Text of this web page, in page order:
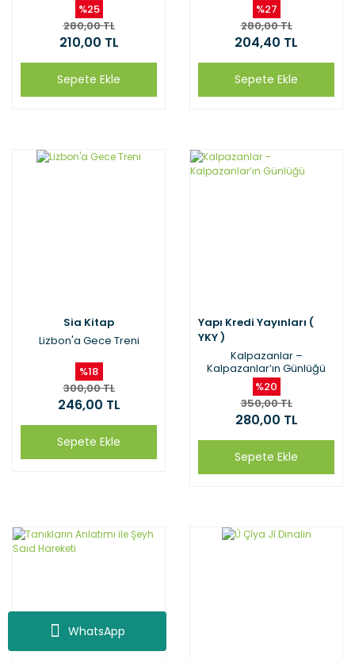
WhatsApp
%25
280,00 TL
210,00 TL
Sepete Ekle
%27
280,00 TL
204,40 TL
Sepete Ekle
Sia Kitap
Lizbon'a Gece Treni
%18
300,00 TL
246,00 TL
Sepete Ekle
Yapı Kredi Yayınları (
YKY )
Kalpazanlar –
Kalpazanlar’ın Günlüğü
%20
350,00 TL
280,00 TL
Sepete Ekle